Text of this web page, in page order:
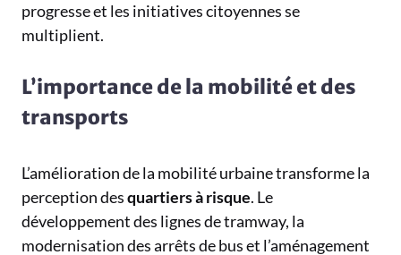
progresse et les initiatives citoyennes se
multiplient.
L’importance de la mobilité et des
transports
L’amélioration de la mobilité urbaine transforme la
perception desquartiers à risque. Le
développement des lignes de tramway, la
modernisation des arrêts de bus et l’aménagement